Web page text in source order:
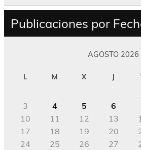
Publicaciones por
AGOSTO 2026
L M X J
3
4 5 6
10
11 12 13
17
18 19 20
24
25 26 27